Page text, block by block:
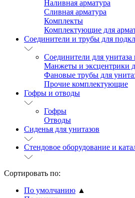
Наливная арматура
Сливная арматура
Комплекты
Комплектующие для
Соединители и трубы для
Соединители для унитаза
Манжеты и эксцентрики
Фановые трубы для
Прочие комплектующие
Гофры и отводы
Гофры
Отводы
Сиденья для унитазов
Стендовое оборудование и
Сортировать по:
По умолчанию ▲